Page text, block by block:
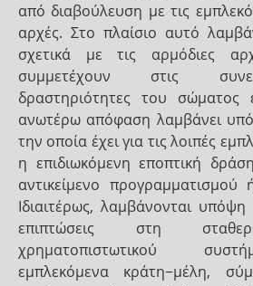
από διαβούλευση με τις
αρχές. Στο πλαίσιο αυτό
σχετικά με τις αρμόδιες
συμμετέχουν στις
δραστηριότητες του
ανωτέρω απόφαση λαμβάνει
την οποία έχει για τις λοιπές
η επιδιωκόμενη εποπτική
αντικείμενο προγραμματισμού
Ιδιαιτέρως, λαμβάνονται υπόψη
επιπτώσεις στη
χρηματοπιστωτικού
εμπλεκόμενα κράτη−μέλη,